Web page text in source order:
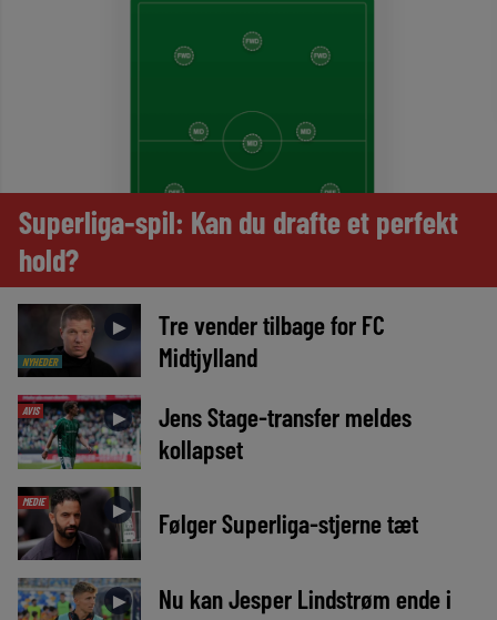
Superliga-spil: Kan du drafte et perfekt
hold?
NYHEDER
►
Tre vender tilbage for FC
Midtjylland
AVIS ►
Jens Stage-transfer meldes
kollapset
MEDIE ► Følger Superliga-stjerne tæt
►
Nu kan Jesper Lindstrøm ende i